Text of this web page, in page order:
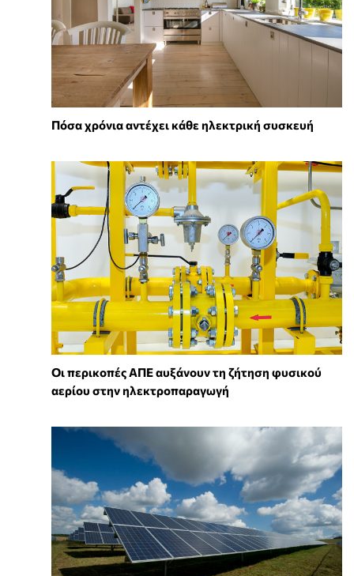
Πόσα χρόνια αντέχει κάθε ηλεκτρική συσκευή
Οι περικοπές ΑΠΕ αυξάνουν τη ζήτηση φυσικού
αερίου στην ηλεκτροπαραγωγή